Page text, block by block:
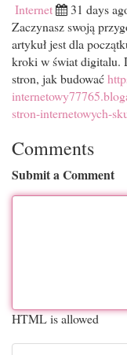
Internet 31 days
Zaczynasz swoją
artykuł jest dla
kroki w świat digitalu.
stron, jak budować
stron-internetowych-
Comments
Submit a Comment
HTML is allowed